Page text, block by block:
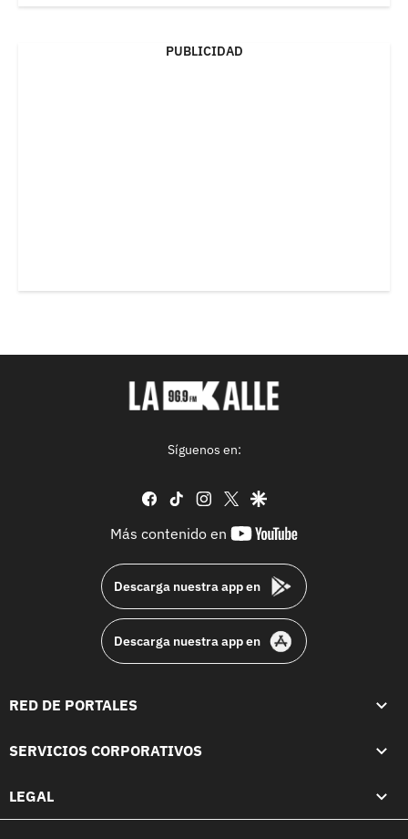
PUBLICIDAD
Síguenos en:
facebook
tiktok instagram
twittergoogle
Más contenido en
youtube-
Descarga nuestra app en
Descarga nuestra app en
RED DE PORTALES
SERVICIOS CORPORATIVOS
LEGAL